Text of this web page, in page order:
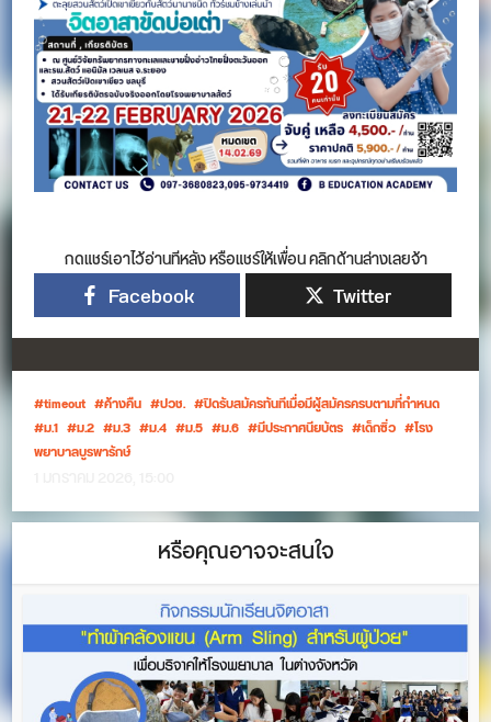
กดแชร์เอาไว้อ่านทีหลัง หรือแชร์ให้เพื่อน คลิกด้านล่างเลยจ้า
Facebook Twitter
timeout ค้างคืน ปวช.
ปิดรับสมัครทันทีเมื่อมีผู้สมัครครบตามที่กำหนด
ม.1
ม.2 ม.3 ม.4 ม.5 ม.6 มีประกาศนียบัตร เด็กซิ่ว
โรง
พยาบาลบูรพารักษ์
หรือคุณอาจจะสนใจ